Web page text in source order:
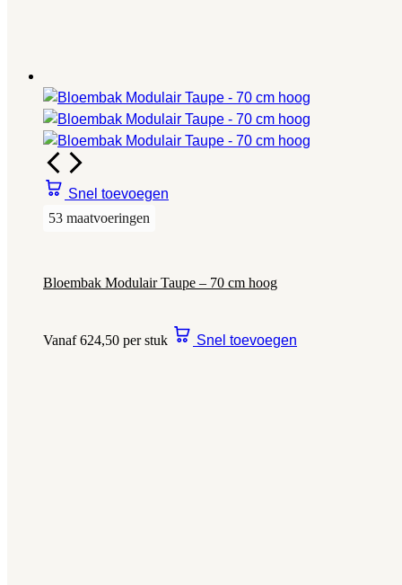
Snel toevoegen
53 maatvoeringen
Bloembak Modulair Taupe – 70 cm hoog
Vanaf 624,50 per stuk Snel toevoegen